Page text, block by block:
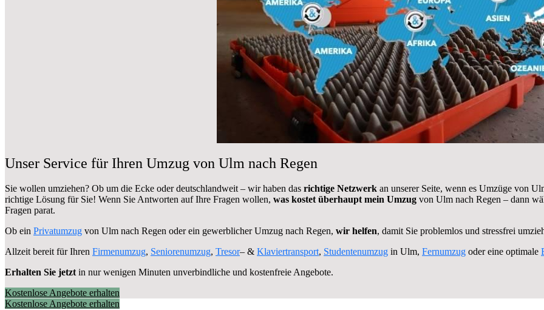
Unser Service für Ihren Umzug von Ulm nach Regen
Sie wollen umziehen? Ob um die Ecke oder deutschlandweit – wir haben das richtige Netzwerk an unserer Seite, wenn es Umzüge von
richtige Lösung für Sie! Wenn Sie Antworten auf Ihre Fragen wollen, was kostet überhaupt mein Umzug von Ulm nach Regen – dann
Fragen parat.
Ob ein Privatumzug von Ulm nach Regen oder ein gewerblicher Umzug nach Regen, wir helfen, damit Sie problemlos und stressfrei
Allzeit bereit für Ihren Firmenumzug, Seniorenumzug, Tresor– & Klaviertransport, Studentenumzug in Ulm, Fernumzug oder eine optimale
Erhalten Sie jetztin nur wenigen Minuten unverbindliche und kostenfreie Angebote.
Kostenlose Angebote erhalten
Kostenlose Angebote erhalten